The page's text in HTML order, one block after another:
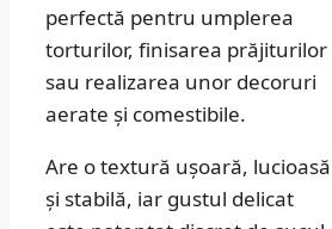
perfectă pentru umplerea
torturilor, finisarea prăjiturilor
sau realizarea unor decoruri
aerate și comestibile.
Are o textură ușoară, lucioasă
și stabilă, iar gustul delicat